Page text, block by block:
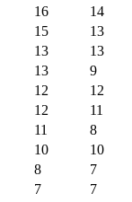
16
14
15
13
13
13
13
9
12
12
12
11
11
8
10
10
8
7
7
7